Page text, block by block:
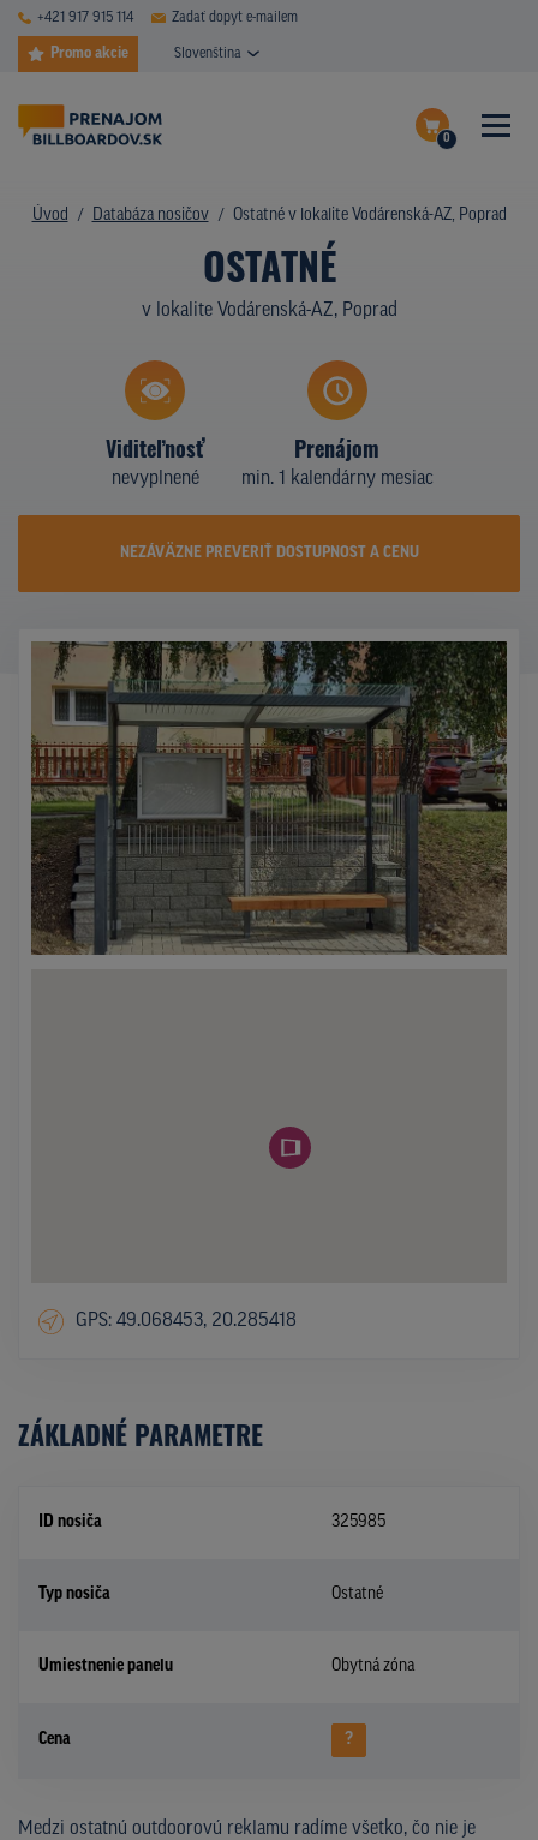
+421 917 915 114 Zadať dopyt e-mailem
Promo akcie Slovenština
0
Dokončiť dopyt
Zobraziť nosiče na mape
DATABÁZA NOSIČOV
PLOCHY V AKCII
TYPY NOSIČOV
Z PRAXE
Úvod Databáza nosičov Ostatné v lokalite Vodárenská-AZ, Poprad
OSTATNÉ
v lokalite Vodárenská-AZ, Poprad
Viditeľnosť
nevyplnené
Prenájom
min. 1 kalendárny mesiac
NEZÁVÄZNE PREVERIŤ DOSTUPNOST A CENU
GPS: 49.068453, 20.285418
ZÁKLADNÉ PARAMETRE
ID nosiča 325985
Typ nosiča Ostatné
Umiestnenie panelu Obytná zóna
Cena ?
Medzi ostatnú outdoorovú reklamu radíme všetko, čo nie je